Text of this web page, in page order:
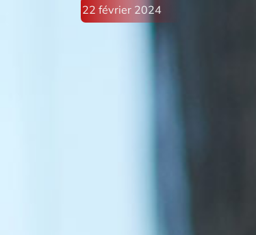
22 février 2024